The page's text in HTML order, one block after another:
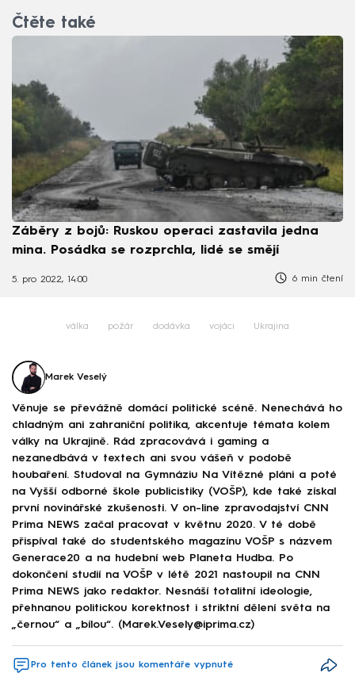
Čtěte také
Záběry z bojů: Ruskou operaci zastavila jedna
mina. Posádka se rozprchla, lidé se smějí
5. pro 2022, 14:00 6 min čtení
válka požár dodávka vojáci Ukrajina
Marek Veselý
Věnuje se převážně domácí politické scéně. Nenechává ho
chladným ani zahraniční politika, akcentuje témata kolem
války na Ukrajině. Rád zpracovává i gaming a
nezanedbává v textech ani svou vášeň v podobě
houbaření. Studoval na Gymnáziu Na Vítězné pláni a poté
na Vyšší odborné škole publicistiky (VOŠP), kde také získal
první novinářské zkušenosti. V on-line zpravodajství CNN
Prima NEWS začal pracovat v květnu 2020. V té době
přispíval také do studentského magazínu VOŠP s názvem
Generace20 a na hudební web Planeta Hudba. Po
dokončení studií na VOŠP v létě 2021 nastoupil na CNN
Prima NEWS jako redaktor. Nesnáší totalitní ideologie,
přehnanou politickou korektnost i striktní dělení světa na
„černou“ a „bílou“. (Marek.Vesely@iprima.cz)
Pro tento článek jsou komentáře vypnuté